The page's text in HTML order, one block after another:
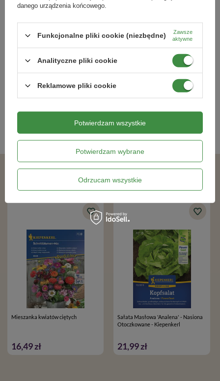
kiełki - Kiepenkerl
19,79 zł 10,99 zł
Kategorie powiązane
Nasiona kwiatów,
Mieszanka kwiatów ciętych
16,49 zł
Sałata Masłowa 'Analena' - Nasiona
Otoczkowane - Kiepenkerl
21,99 zł
danego urządzenia końcowego.
Funkcjonalne pliki cookie (niezbędne)
Zawsze
aktywne
Analityczne pliki cookie
Reklamowe pliki cookie
Potwierdzam wybrane
Odrzucam wszystkie
Potwierdzam wszystkie